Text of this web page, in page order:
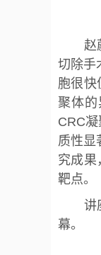
赵
切除手
胞很快
聚体的
CRC
质性显
究成果
靶点。
讲座
幕。